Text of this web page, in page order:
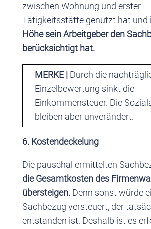
zwischen Wohnung und erster
Tätigkeitsstätte genutzt hat und
Höhe sein Arbeitgeber den
berücksichtigt hat.
MERKE | Durch die
Einzelbewertung sinkt die
Einkommensteuer. Die
bleiben aber unverändert.
6. Kostendeckelung
Die pauschal ermittelten
die Gesamtkosten des
übersteigen.Denn sonst würde
Sachbezug versteuert, der
entstanden ist. Deshalb ist es